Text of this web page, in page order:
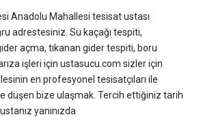
Anadolu Mahallesi tesisat ustası
adrestesiniz. Su kaçağı tespiti,
açma, tıkanan gider tespiti, boru
işleri için ustasucu.com sizler için
en profesyonel tesisatçıları ile
düşen bize ulaşmak. Tercih ettiğiniz tarih
yanınızda